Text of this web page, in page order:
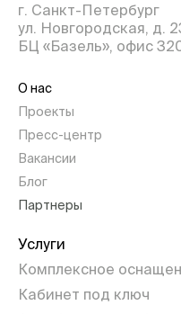
г. Санкт-Петербург
ул. Новгородская, д.
БЦ «Базель», офис
О нас
Проекты
Пресс-центр
Вакансии
Блог
Партнеры
Услуги
Комплексное
Кабинет под ключ